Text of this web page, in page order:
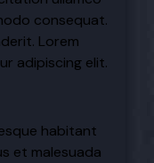
consequat.
Lorem
adipiscing elit.
habitant
et malesuada